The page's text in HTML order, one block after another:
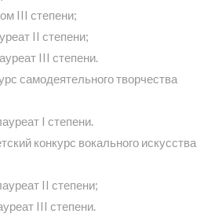
III степени;
II степени;
III степени.
самодеятельного творчества
I степени.
конкурс вокального искусства
II степени;
III степени.